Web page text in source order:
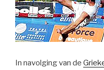
In navolging van de